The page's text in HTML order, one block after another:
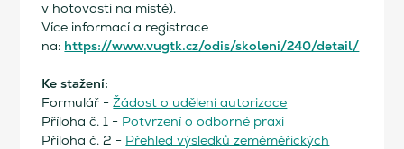
v hotovosti na místě).
Více informací a registrace
na: https://www.vugtk.cz/odis/skoleni/240/detail/
Ke stažení:
Formulář -Žádost o udělení autorizace
Příloha č. 1 - Potvrzení o odborné praxi
Příloha č. 2 - Přehled výsledků zeměměřických